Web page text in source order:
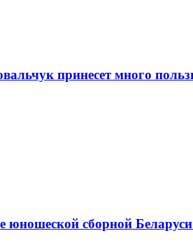
принесет много
юношеской сборной